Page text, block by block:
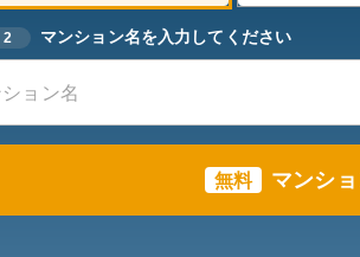
2 マンション名を入力してください
無料 マンシ